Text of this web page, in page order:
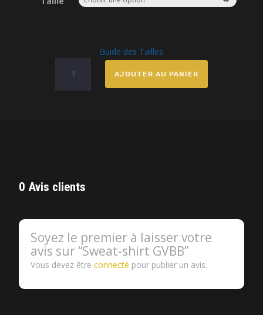
Guide des Tailles
Sweat-
AJOUTER AU PANIER
0 Avis clients
Soyez le premier à laisser votre
avis sur “Sweat-shirt GVBB”
Vous devez êtreconnecté pour publier un avis.